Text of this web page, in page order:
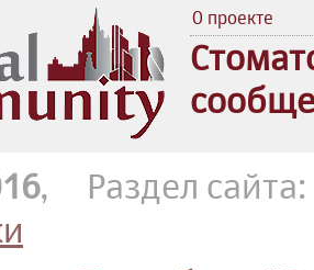
О проекте
, Раздел сайта: